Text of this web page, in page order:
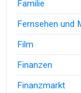
Familie
Fernsehen und
Film
Finanzen
Finanzmarkt